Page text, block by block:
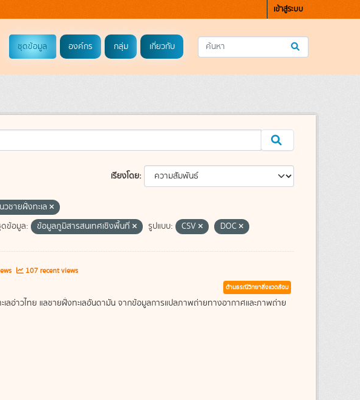
เข้าสู่ระบบ
ชุดข้อมูล องค์กร กลุ่ม เกี่ยวกับ
เรียงโดย
วชายฝั่งทะเล
ดข้อมูล: ข้อมูลภูมิสารสนเทศเชิงพื้นที่ รูปแบบ: CSV DOC
107 recent views
ด้านธรณีวิทยาสิ่งแวดล้อม
ลอ่าวไทย แลชายฝั่งทะเลอันดามัน จากข้อมูลการแปลภาพถ่ายทางอากาศและภาพถ่าย